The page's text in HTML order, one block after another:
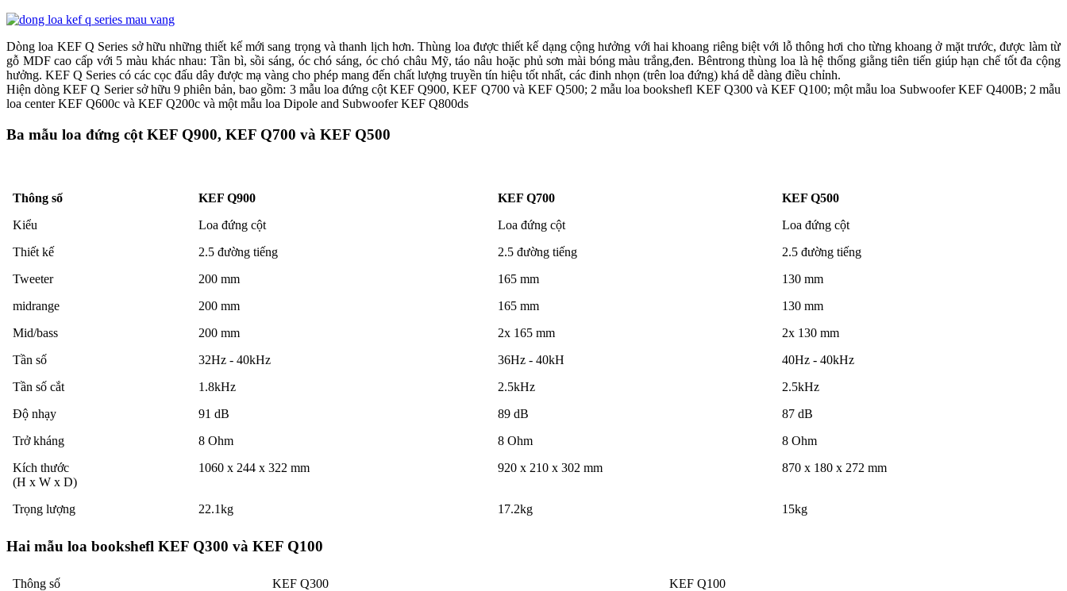
Dòng loa KEF Q Series sở hữu những thiết kế mới sang trọng và thanh lịch hơn. Thùng loa được thiết kế dạng cộng hưởng với hai khoang riêng biệt với lỗ thông hơi cho từng khoang ở mặt trước, được làm từ
gỗ MDF cao cấp với 5 màu khác nhau: Tần bì, sồi sáng, óc chó sáng, óc chó châu Mỹ, táo nâu hoặc phủ sơn mài bóng màu trắng,đen. Bêntrong thùng loa là hệ thống giằng tiên tiến giúp hạn chế tốt đa cộng
hưởng. KEF Q Series có các cọc đấu dây được mạ vàng cho phép mang đến chất lượng truyền tín hiệu tốt nhất, các đinh nhọn (trên loa đứng) khá dễ dàng điều chỉnh.
Hiện dòng KEF Q Serier sở hữu 9 phiên bản, bao gồm: 3 mẫu loa đứng cột KEF Q900, KEF Q700 và KEF Q500; 2 mẫu loa bookshefl KEF Q300 và KEF Q100; một mẫu loa Subwoofer KEF Q400B; 2 mẫu
loa center KEF Q600c và KEF Q200c và một mẫu loa Dipole and Subwoofer KEF Q800ds
Ba mẫu loa đứng cột KEF Q900, KEF Q700 và KEF Q500
Thông số KEF Q900 KEF Q700
KEF Q500
Kiểu
Loa đứng cột Loa đứng cột
Loa đứng cột
Thiết kế
2.5 đường tiếng 2.5 đường tiếng
2.5 đường tiếng
Tweeter
200 mm 165 mm
130 mm
midrange
200 mm 165 mm
130 mm
Mid/bass
200 mm 2x 165 mm
2x 130 mm
Tần số
32Hz - 40kHz 36Hz - 40kH
40Hz - 40kHz
Tần số cắt
1.8kHz 2.5kHz
2.5kHz
Độ nhạy
91 dB 89 dB
87 dB
Trở kháng
8 Ohm 8 Ohm
8 Ohm
Kích thước
(H x W x D)
1060 x 244 x 322 mm 920 x 210 x 302 mm 870 x 180 x 272 mm
Trọng lượng 22.1kg 17.2kg 15kg
Hai mẫu loa bookshefl KEF Q300 và KEF Q100
Thông số KEF Q300
KEF Q100